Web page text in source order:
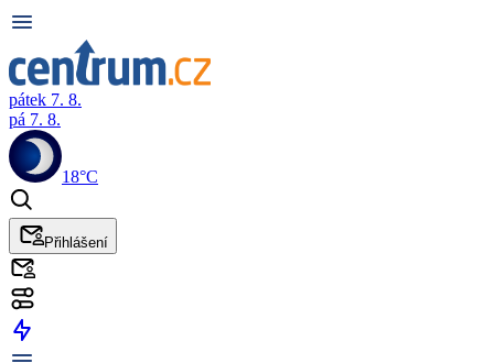
pátek 7. 8.
pá 7. 8.
18°C
Přihlášení